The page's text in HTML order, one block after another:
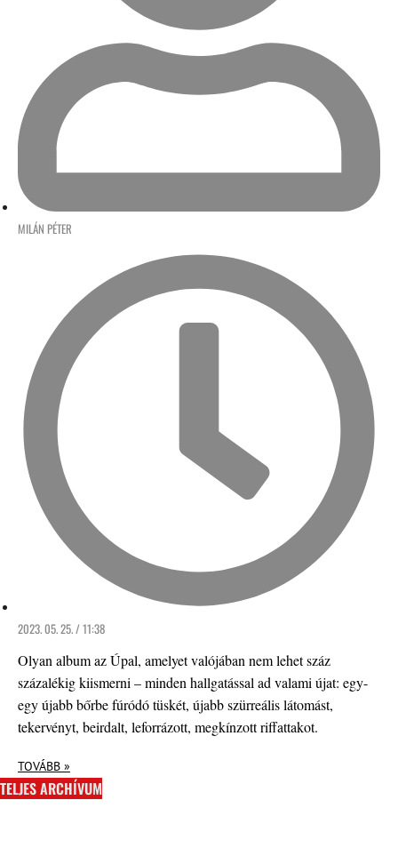
MILÁN PÉTER
2023. 05. 25. / 11:38
Olyan album az Úpal, amelyet valójában nem lehet száz
százalékig kiismerni – minden hallgatással ad valami újat: egy-
egy újabb bőrbe fúródó tüskét, újabb szürreális látomást,
tekervényt, beirdalt, leforrázott, megkínzott riffattakot.
TOVÁBB »
TELJES ARCHÍVUM